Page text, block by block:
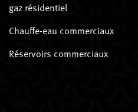
gaz résidentiel
Chauffe-eau commerciaux
Réservoirs commerciaux